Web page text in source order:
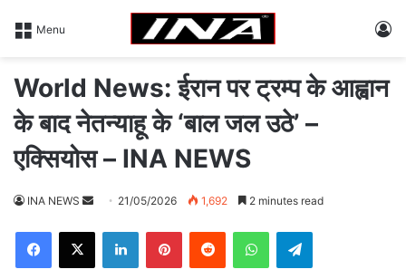
Menu
World News: ईरान पर ट्रम्प के आह्वान
के बाद नेतन्याहू के ‘बाल जल उठे’ –
एक्सियोस – INA NEWS
INA NEWS
d
21/05/2026 1,692 2 minutes read